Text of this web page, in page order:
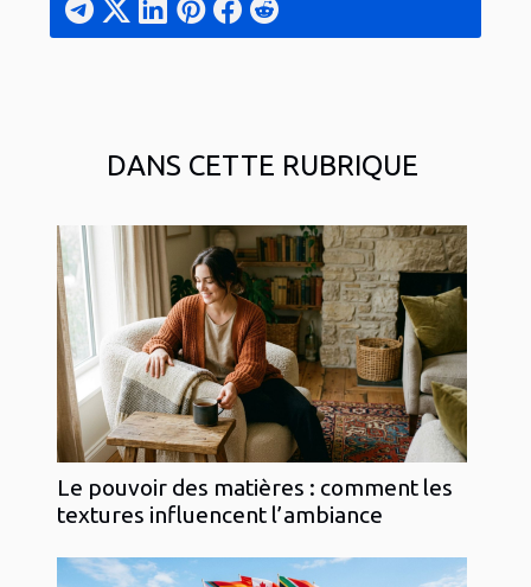
DANS CETTE RUBRIQUE
Le pouvoir des matières : comment les
textures influencent l’ambiance